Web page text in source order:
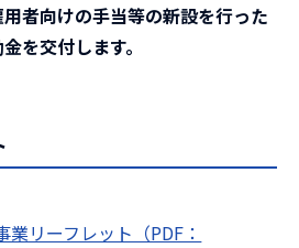
者向けの手当等の新設を行った
を交付します。
業リーフレット（PDF：